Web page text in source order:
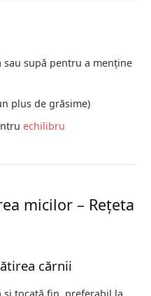
sau supă pentru a menține
plus de grăsime)
echilibru
micilor – Rețeta
cărnii